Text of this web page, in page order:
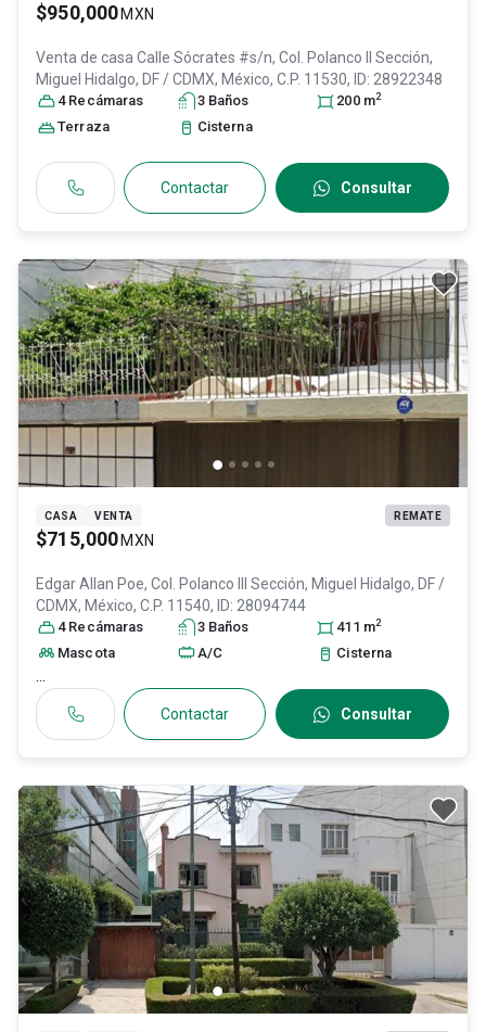
$950,000 MXN
Venta de casa Calle Sócrates #s/n, Col. Polanco II Sección,
Miguel Hidalgo, DF / CDMX, México, C.P. 11530, ID: 28922348
4 Recámaras 3 Baños 200 m2
Terraza Cisterna
Contactar Consultar
CASA VENTA REMATE
$715,000 MXN
Edgar Allan Poe, Col. Polanco III Sección, Miguel Hidalgo, DF /
CDMX, México, C.P. 11540, ID: 28094744
4 Recámaras 3 Baños 411 m2
Mascota A/C Cisterna
...
Contactar Consultar